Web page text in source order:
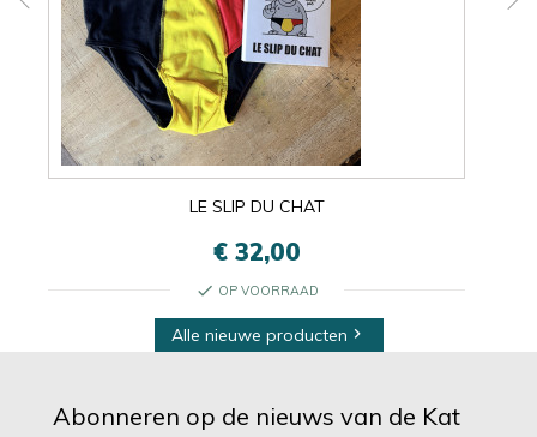
LE SLIP DU CHAT
€ 32,00
check OP VOORRAAD
Alle nieuwe producten 
Abonneren op de nieuws van de Kat